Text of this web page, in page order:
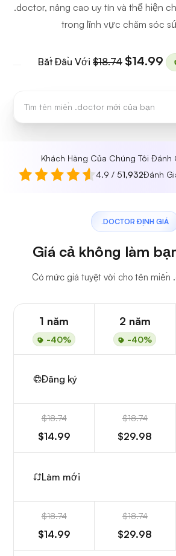
.doctor, nâng cao uy tín và thể hiện
trong lĩnh vực chăm sóc
Bắt Đầu Với $18.74 $14.99
Khách Hàng Của Chúng Tôi Đánh
4.9 / 51,932Đánh
.DOCTOR ĐỊNH GIÁ
Giá cả không làm
Có mức giá tuyệt vời cho tên miền
1 năm
-40%
2 năm
-40%
Đăng ký
$18.74
$14.99
$18.74
$29.98
Làm mới
$18.74
$14.99
$18.74
$29.98